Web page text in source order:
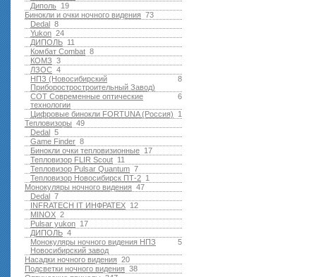
19
Диполь
73
Бинокли и очки ночного видения
8
Dedal
24
Yukon
11
ДИПОЛЬ
8
Комбат Combat
3
КОМЗ
4
ЛЗОС
8
НПЗ (Новосибирский
Приборостростроительный Завод)
6
СОТ Современные оптические
технологии
1
Цифровые бинокли FORTUNA (Россия)
49
Тепловизоры
5
Dedal
8
Game Finder
17
Бинокли очки тепловизионные
11
Тепловизор FLIR Scout
7
Тепловизор Pulsar Quantum
1
Тепловизор Новосибирск ПТ-2
47
Монокуляры ночного видения
7
Dedal
12
INFRATECH IT ИНФРАТЕХ
2
MINOX
17
Pulsar yukon
4
ДИПОЛЬ
5
Монокуляры ночного видения НПЗ
Новосибирский завод
20
Насадки ночного видения
38
Подсветки ночного видения